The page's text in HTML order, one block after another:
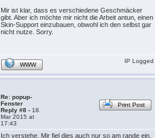
Mir ist klar, dass es verschiedene Geschmäcker
gibt. Aber ich möchte mir nicht die Arbeit antun, einen
Skin-Support einzubauen, obwohl ich den selbst gar
nicht nutze. Sorry.
WWW
IP Logged
Re: popup-
Fenster
Reply #8 - 18.
Mar 2015 at
17:43
Print Post
Ich verstehe. Mir fiel dies auch nur so am rande ein,